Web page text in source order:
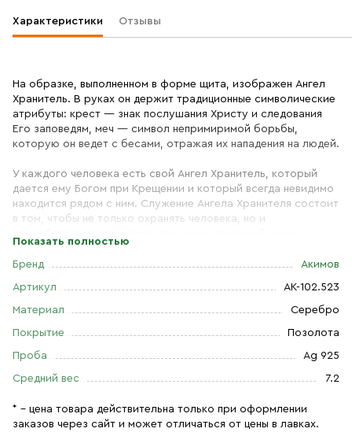
Характеристики Отзывы
На образке, выполненном в форме щита, изображен Ангел
Хранитель. В руках он держит традиционные символические
атрибуты: крест — знак послушания Христу и следования
Его заповедям, меч — символ непримиримой борьбы,
которую он ведет с бесами, отражая их нападения на людей.
У каждого человека есть свой Ангел Хранитель, который
дается ему Богом при Крещении и который всегда невидимо
находится рядом с ним. Служение Ангела Хранителя состоит
в том, чтобы не только охранять человека, но и
благочестии и молится о нем Богу. При земной кончине
На обороте образка изображен меч, с библейским времен
говорит о Себе: «Не мир пришел Я принести, но меч» (Мф.
10: 34). Ангелы с мечами в руках предстают и в Священном
от сил зла. Но Ангел не может действовать против желания
молитвах как к ближайшему духовному наставнику. Одна из
таких молитв написана на оборотной стороне образка:
Показать полностью
Бренд Акимов
Артикул АК-102.523
Материал Серебро
Покрытие Позолота
Проба Ag 925
Средний вес 7.2
* – цена товара действительна только при оформлении
заказов через сайт и может отличаться от цены в лавках.